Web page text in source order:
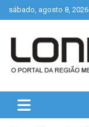
Skip
to
sábado, agosto 8, 2026
Londrix